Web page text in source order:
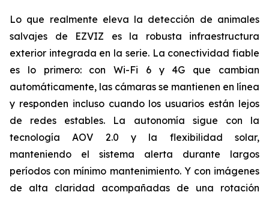
Lo que realmente eleva la detección de animales
salvajes de EZVIZ es la robusta infraestructura
exterior integrada en la serie. La conectividad fiable
es lo primero: con Wi-Fi 6 y 4G que cambian
automáticamente, las cámaras se mantienen en línea
y responden incluso cuando los usuarios están lejos
de redes estables. La autonomía sigue con la
tecnología AOV 2.0 y la flexibilidad solar,
manteniendo el sistema alerta durante largos
períodos con mínimo mantenimiento. Y con imágenes
de alta claridad acompañadas de una rotación